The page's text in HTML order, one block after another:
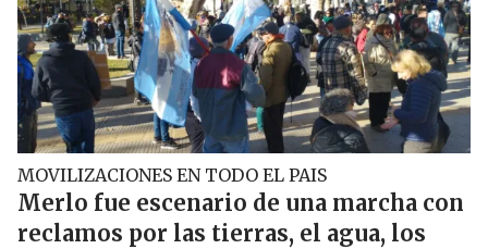
MOVILIZACIONES EN TODO EL PAIS
Merlo fue escenario de una marcha con
reclamos por las tierras, el agua, los